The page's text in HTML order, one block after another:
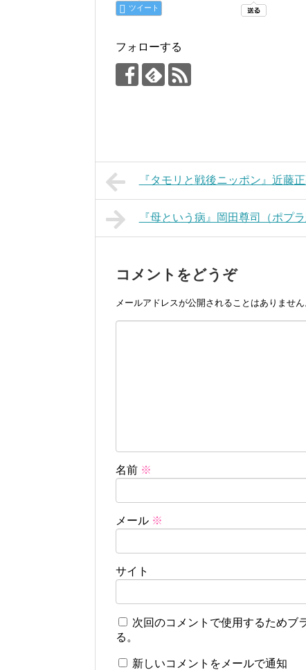
ツイート
フォローする
『タモリと戦後ニッポン』近藤
『母という病』岡田尊司（ポプラ
コメントをどうぞ
メールアドレスが公開されることはありません
名前 ※
メール ※
サイト
次回のコメントで使用するためブ
る。
新しいコメントをメールで通知